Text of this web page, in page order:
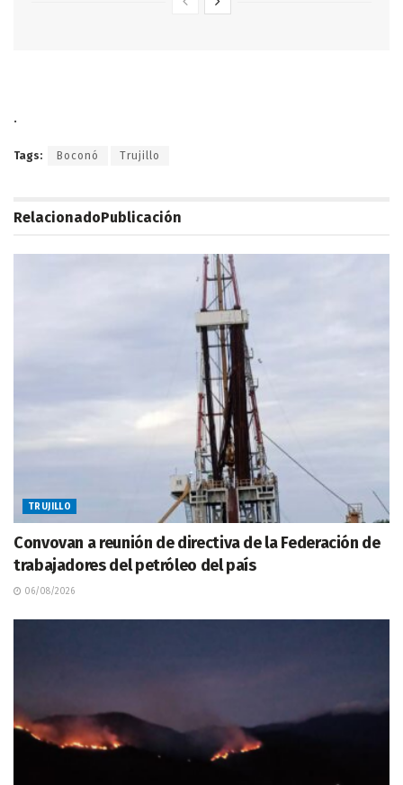
.
Tags: Boconó Trujillo
RelacionadoPublicación
TRUJILLO
Convovan a reunión de directiva de la Federación de
trabajadores del petróleo del país
06/08/2026